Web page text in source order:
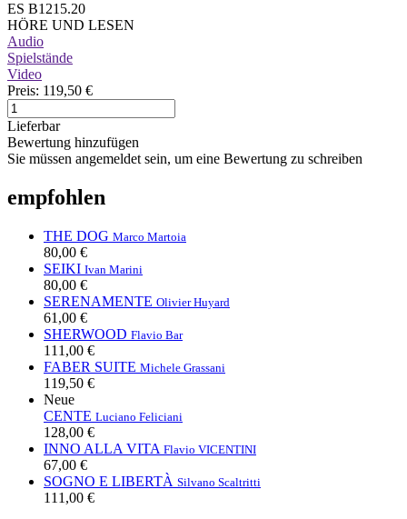
ES B1215.20
HÖRE UND LESEN
Audio
Spielstände
Video
Preis: 119,50 €
Lieferbar
Bewertung hinzufügen
Sie müssen angemeldet sein, um eine Bewertung zu schreiben
empfohlen
THE DOG Marco Martoia
80,00 €
SEIKI Ivan Marini
80,00 €
SERENAMENTE Olivier Huyard
61,00 €
SHERWOOD Flavio Bar
111,00 €
FABER SUITE Michele Grassani
119,50 €
Neue
CENTE Luciano Feliciani
128,00 €
INNO ALLA VITA Flavio VICENTINI
67,00 €
SOGNO E LIBERTÀ Silvano Scaltritti
111,00 €